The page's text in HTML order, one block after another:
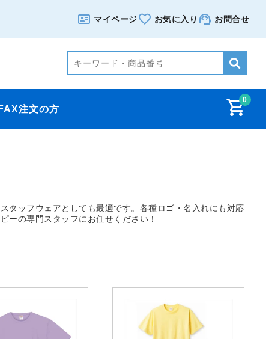
マイページ お気に入り お問合せ
0
FAX注文の方
タッフウェアとしても最適です。各種ロゴ・名入れにも対応
ーの専門スタッフにお任せください！